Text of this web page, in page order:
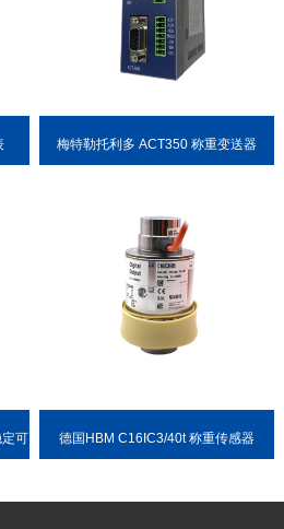
梅特勒托利多 ACT350 称重变送器
可 德国HBM C16IC3/40t 称重传感器